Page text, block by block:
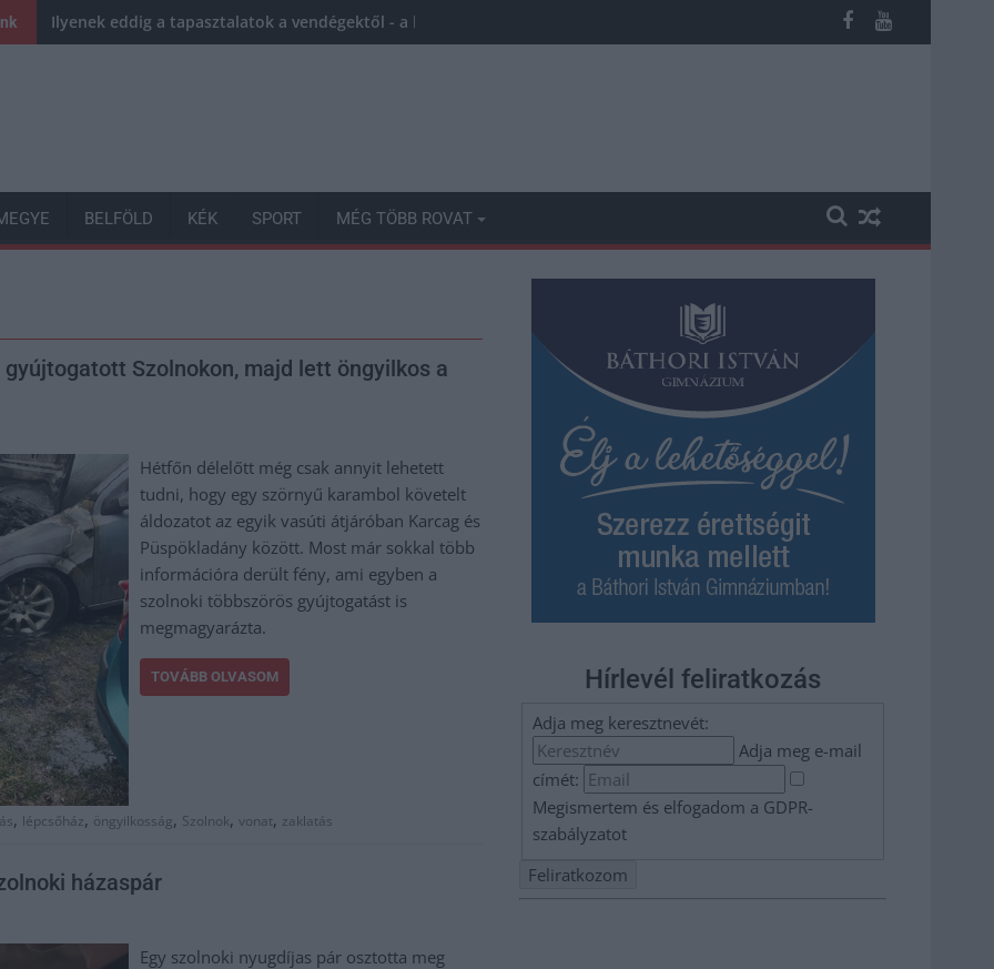
Ilyenek eddig a tapasztalatok a vendégektől - a hőhullám miatt ingyenes a strandolás Szolnokon
BELFÖLD KÉK SPORT MÉG TÖBB ROVAT
Szolnokon, majd lett öngyilkos a
Hétfőn délelőtt még csak annyit lehetett
tudni, hogy egy szörnyű karambol követelt
áldozatot az egyik vasúti átjáróban Karcag és
Püspökladány között. Most már sokkal több
információra derült fény, ami egyben a
szolnoki többszörös gyújtogatást is
megmagyarázta.
TOVÁBB OLVASOM
, lépcsőház, öngyilkosság, Szolnok, vonat, zaklatás
házaspár
Egy szolnoki nyugdíjas pár osztotta meg
Hírlevél feliratkozás
Adja meg keresztnevét:
Adja meg e-mail
címét:
Megismertem és elfogadom a GDPR-
szabályzatot